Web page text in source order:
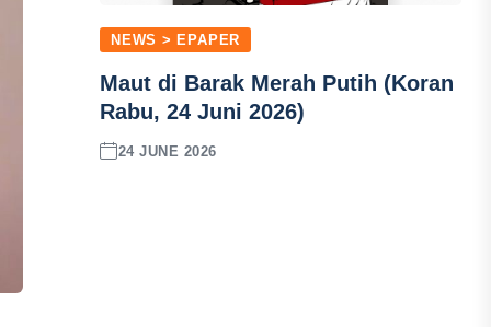
NEWS > EPAPER
Maut di Barak Merah Putih (Koran
Rabu, 24 Juni 2026)
24 JUNE 2026